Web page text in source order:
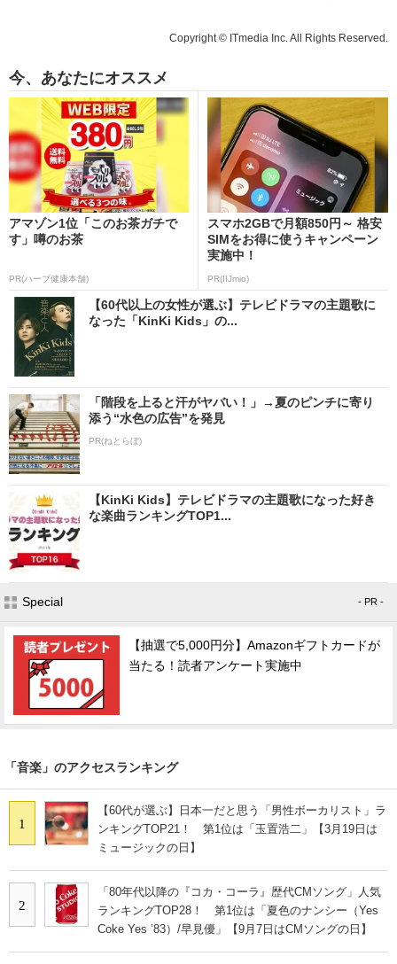
Copyright © ITmedia Inc. All Rights Reserved.
今、あなたにオススメ
アマゾン1位「このお茶ガチで
す」噂のお茶
PR(ハーブ健康本舗)
スマホ2GBで月額850円～ 格安
SIMをお得に使うキャンペーン
実施中！
PR(IIJmio)
【60代以上の女性が選ぶ】テレビドラマの主題歌に
なった「KinKi Kids」の...
「階段を上ると汗がヤバい！」→夏のピンチに寄り
添う“水色の広告”を発見
PR(ねとらぼ)
【KinKi Kids】テレビドラマの主題歌になった好き
な楽曲ランキングTOP1...
Special - PR -
【抽選で5,000円分】Amazonギフトカードが
当たる！読者アンケート実施中
「音楽」のアクセスランキング
1
【60代が選ぶ】日本一だと思う「男性ボーカリスト」ラ
ンキングTOP21！ 第1位は「玉置浩二」【3月19日は
ミュージックの日】
2
「80年代以降の『コカ・コーラ』歴代CMソング」人気
ランキングTOP28！ 第1位は「夏色のナンシー（Yes
Coke Yes ’83）/早見優」【9月7日はCMソングの日】